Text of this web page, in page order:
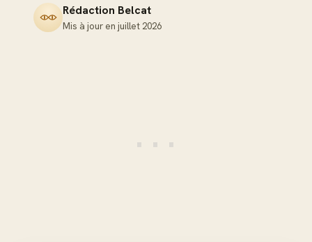
Rédaction Belcat
Mis à jour en juillet 2026